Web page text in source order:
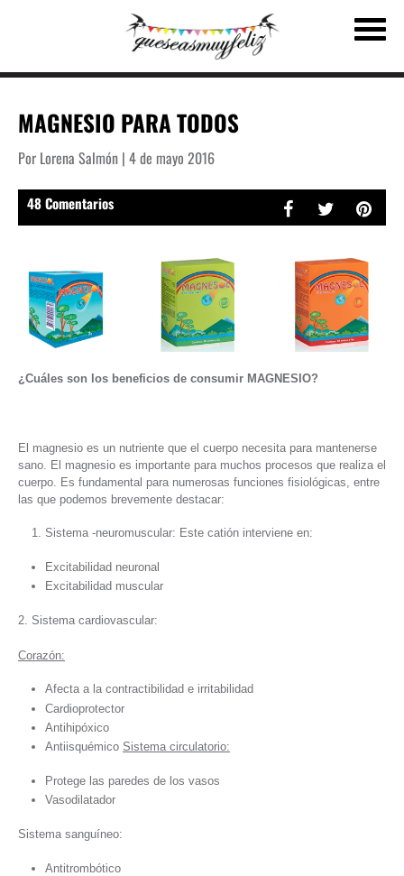
MAGNESIO PARA TODOS
Por Lorena Salmón | 4 de mayo 2016
48 Comentarios
¿Cuáles son los beneficios de consumir MAGNESIO?
El magnesio es un nutriente que el cuerpo necesita para mantenerse
sano. El magnesio es importante para muchos procesos que realiza el
cuerpo. Es fundamental para numerosas funciones fisiológicas, entre
las que podemos brevemente destacar:
Sistema -neuromuscular: Este catión interviene en:
Excitabilidad neuronal
Excitabilidad muscular
2. Sistema cardiovascular:
Corazón:
Afecta a la contractibilidad e irritabilidad
Cardioprotector
Antihipóxico
Antiisquémico Sistema circulatorio:
Protege las paredes de los vasos
Vasodilatador
Sistema sanguíneo:
Antitrombótico